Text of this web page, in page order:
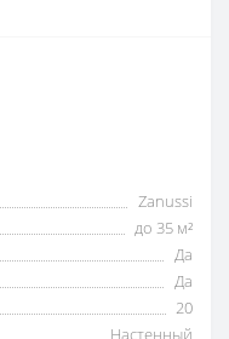
Zanussi
до 35 м²
Да
Да
20
Настенный